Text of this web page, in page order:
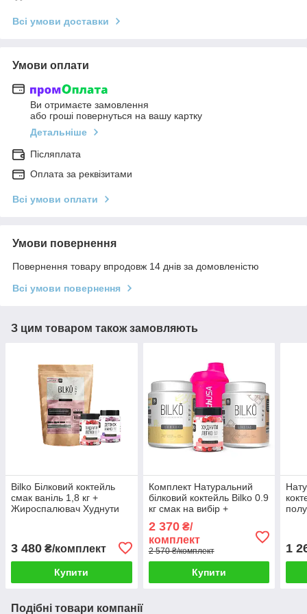
Всі умови доставки
Умови оплати
Ви отримаєте замовлення
або гроші повернуться на вашу картку
Детальніше
Післяплата
Оплата за реквізитами
Всі умови оплати
Умови повернення
Повернення товару впродовж 14 днів за домовленістю
Всі умови повернення
З цим товаром також замовляють
Bilko Білковий коктейль
смак ваніль 1,8 кг +
Жироспалювач Худнути
3 480 ₴/комплект
Купити
Комплект Натуральний
білковий коктейль Bilko 0.9
кг смак на вибір +
Шейкер
2 370₴/
комплект
2 570 ₴/комплект
Купити
1
Подібні товари компанії